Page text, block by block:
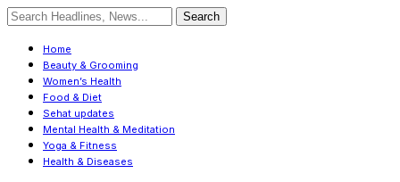
Home
Beauty & Grooming
Women’s Health
Food & Diet
Sehat updates
Mental Health & Meditation
Yoga & Fitness
Health & Diseases